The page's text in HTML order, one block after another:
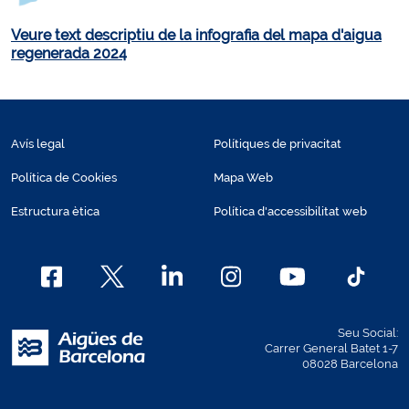
Veure text descriptiu de la infografia del mapa d'aigua
regenerada 2024
Avís legal
Política de Cookies
Estructura ètica
Polítiques de privacitat
Mapa Web
Política d'accessibilitat web
Seu Social:
Carrer General Batet 1-7
08028 Barcelona